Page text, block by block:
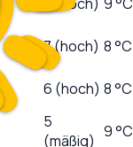
7 (hoch) 8 °C
6 (hoch) 8 °C
5
(mäßig) 9 °C